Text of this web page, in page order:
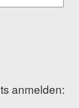
anmelden: